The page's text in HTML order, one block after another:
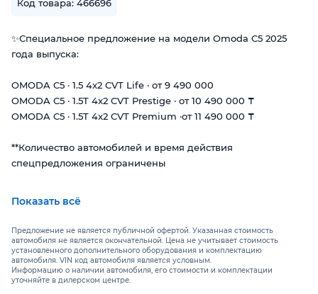
Код товара: 466696
✨Специальное предложение на модели Omoda C5 2025
года выпуска:
OMODA C5 · 1.5 4x2 CVT Life · от 9 490 000
OMODA C5 · 1.5T 4x2 CVT Prestige · от 10 490 000 ₸
OMODA C5 · 1.5T 4x2 CVT Premium ·от 11 490 000 ₸
**Количество автомобилей и время действия
спецпредложения ограничены
время пользования автомобилем с помощью современных
технологий, в том числе на основе искусственного
интеллекта:
🤖 Голосовой помощник. Позволяет голосом открывать окна,
Показать всё
Предложение не является публичной офертой. Указанная стоимость
автомобиля не является окончательной. Цена не учитывает стоимость
установленного дополнительного оборудования и комплектацию
автомобиля. VIN код автомобиля является условным.
Информацию о наличии автомобиля, его стоимости и комплектации
уточняйте в дилерском центре.